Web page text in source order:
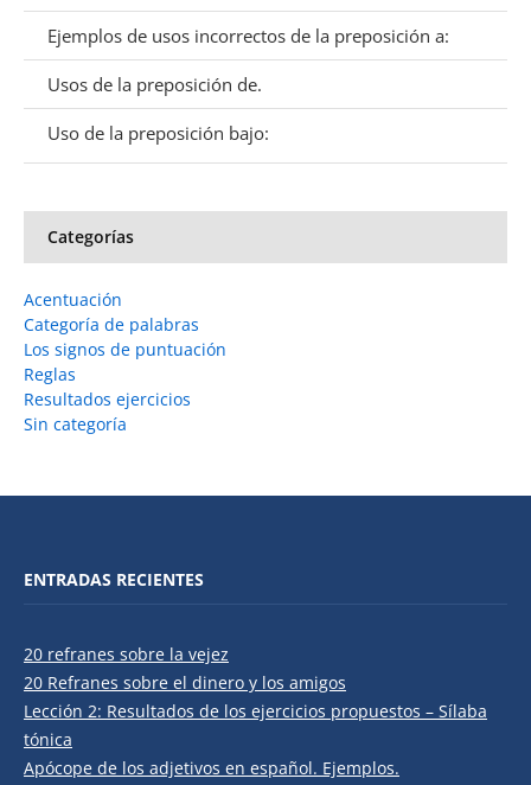
Ejemplos de usos incorrectos de la preposición a:
Usos de la preposición de.
Uso de la preposición bajo:
Categorías
Acentuación
Categoría de palabras
Los signos de puntuación
Reglas
Resultados ejercicios
Sin categoría
ENTRADAS RECIENTES
20 refranes sobre la vejez
20 Refranes sobre el dinero y los amigos
Lección 2: Resultados de los ejercicios propuestos – Sílaba
tónica
Apócope de los adjetivos en español. Ejemplos.